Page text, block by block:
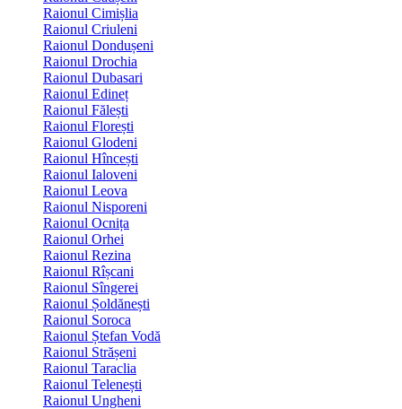
Raionul Cimișlia
Raionul Criuleni
Raionul Dondușeni
Raionul Drochia
Raionul Dubasari
Raionul Edineț
Raionul Fălești
Raionul Florești
Raionul Glodeni
Raionul Hîncești
Raionul Ialoveni
Raionul Leova
Raionul Nisporeni
Raionul Ocnița
Raionul Orhei
Raionul Rezina
Raionul Rîșcani
Raionul Sîngerei
Raionul Șoldănești
Raionul Soroca
Raionul Ștefan Vodă
Raionul Strășeni
Raionul Taraclia
Raionul Telenești
Raionul Ungheni